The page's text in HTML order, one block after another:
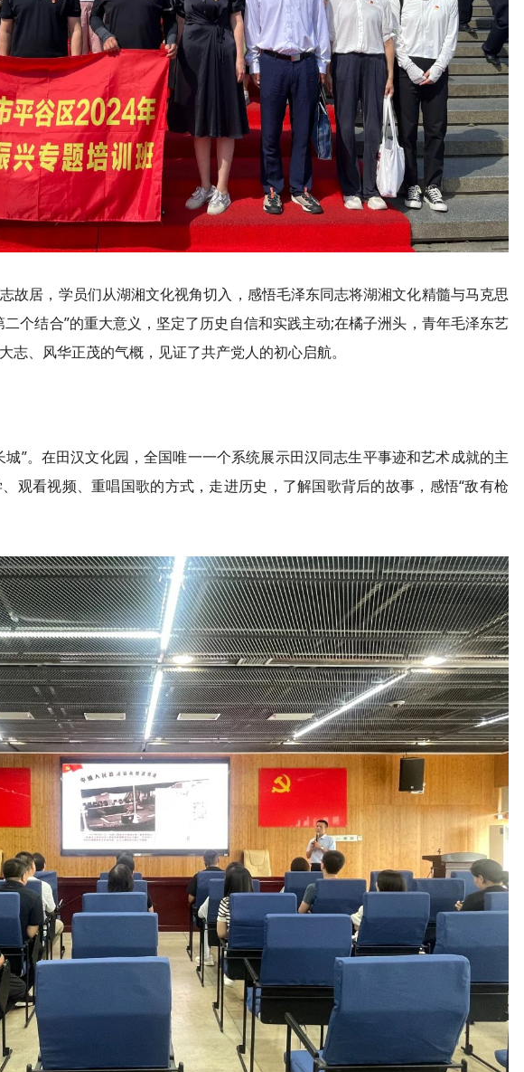
故居，学员们从湖湘文化视角切入，感悟毛泽东同志将湖湘文化精髓与马克思
个结合”的重大意义，坚定了历史自信和实践主动;在橘子洲头，青年毛泽东艺
志、风华正茂的气概，见证了共产党人的初心启航。
”。在田汉文化园，全国唯一一个系统展示田汉同志生平事迹和艺术成就的主
观看视频、重唱国歌的方式，走进历史，了解国歌背后的故事，感悟“敌有枪